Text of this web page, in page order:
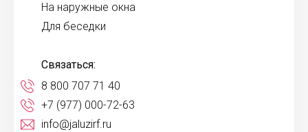
На наружные окна
Для беседки
Связаться:
8 800 707 71 40
+7 (977) 000-72-63
info@jaluzirf.ru